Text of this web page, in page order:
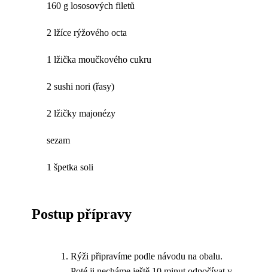
160 g lososových filetů
2 lžíce rýžového octa
1 lžička moučkového cukru
2 sushi nori (řasy)
2 lžičky majonézy
sezam
1 špetka soli
Postup přípravy
Rýži připravíme podle návodu na obalu.